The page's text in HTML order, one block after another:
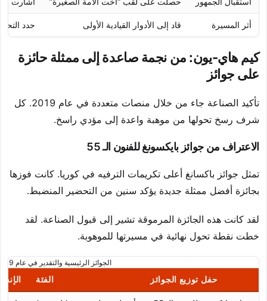
أثر المسيرة قاد إلى الأدوار القيادية الأولى حدد
كيم هاي-يون: من نجمة صاعدة إلى ممثلة حائزة
على جوائز
تأكيد الصناعة جاء من خلال منصات متعددة في عام 2019. كل
شرف رسخ تحولها من موهبة واعدة إلى مؤدي راسخ.
الاعتراف من جوائز بايكسونغ للفنون الـ 55
تمثل جوائز باكسانغ أعلى تكريمات الترفيه في كوريا. كانت فوزها
بجائزة أفضل ممثلة جديدة يؤكد سنين من التحضير المنضبط.
لقد كانت هذه الجائزة المرموقة تشير إلى قبول الصناعة. لقد
خطت نقطة تحول نهائية في مسيرتها للموهوبة.
الجوائز الرئيسية والتقدير في عام 2019
حفل توزيع الجوائز الفئة